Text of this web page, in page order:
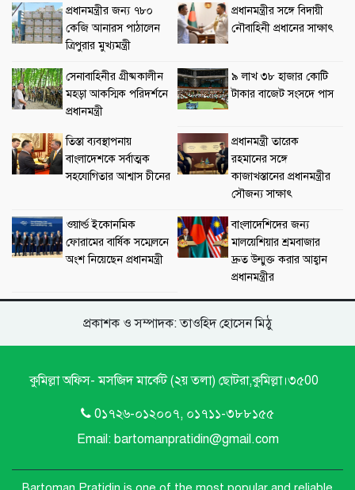
প্রধানমন্ত্রীর জন্য ৭৮০
কেজি আনারস পাঠালেন
ত্রিপুরার মুখ্যমন্ত্রী
প্রধানমন্ত্রীর সঙ্গে বিদায়ী
নৌবাহিনী প্রধানের সাক্ষাৎ
সেনাবাহিনীর গ্রীষ্মকালীন
মহড়া আকস্মিক পরিদর্শনে
প্রধানমন্ত্রী
৯ লাখ ৩৮ হাজার কোটি
টাকার বাজেট সংসদে পাস
তিস্তা ব্যবস্থাপনায়
বাংলাদেশকে সর্বাত্মক
সহযোগিতার আশ্বাস চীনের
প্রধানমন্ত্রী তারেক
রহমানের সঙ্গে
কাজাখস্তানের প্রধানমন্ত্রীর
সৌজন্য সাক্ষাৎ
ওয়ার্ল্ড ইকোনমিক
ফোরামের বার্ষিক সম্মেলনে
অংশ নিয়েছেন প্রধানমন্ত্রী
বাংলাদেশিদের জন্য
মালয়েশিয়ার শ্রমবাজার
দ্রুত উন্মুক্ত করার আহ্বান
প্রধানমন্ত্রীর
প্রকাশক ও সম্পাদক: তাওহিদ হোসেন মিঠু
কুমিল্লা অফিস- মসজিদ মার্কেট (২য় তলা) ছোটরা,কুমিল্লা।৩৫00
0১৭২৬-০১২০০৭, ০১৭১১-৩৮৮১৫৫
Email: bartomanpratidin@gmail.com